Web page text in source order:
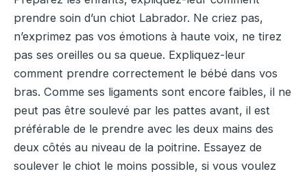
prendre soin d’un chiot Labrador. Ne criez pas,
n’exprimez pas vos émotions à haute voix, ne tirez
pas ses oreilles ou sa queue. Expliquez-leur
comment prendre correctement le bébé dans vos
bras. Comme ses ligaments sont encore faibles, il ne
peut pas être soulevé par les pattes avant, il est
préférable de le prendre avec les deux mains des
deux côtés au niveau de la poitrine. Essayez de
soulever le chiot le moins possible, si vous voulez